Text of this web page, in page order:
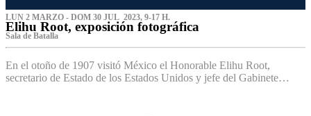
LUN 2 MARZO - DOM 30 JUL 2023, 9-17 H.
Elihu Root, exposición fotográfica
Sala de Batalla
En el otoño de 1907 visitó México el Honorable Elihu Root,
secretario de Estado de los Estados Unidos y jefe del Gabinete…